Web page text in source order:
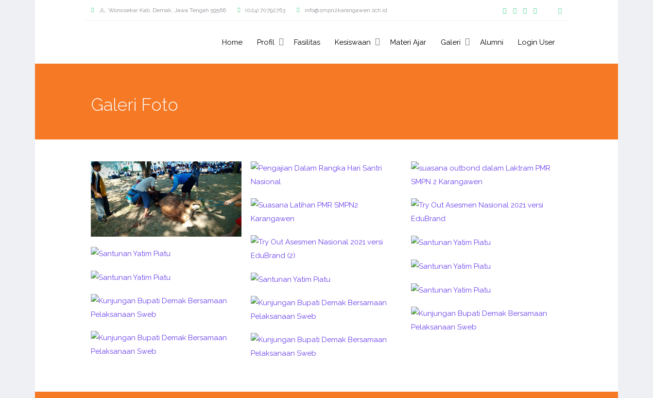
JL. Wonosekar Kab. Demak, Jawa Tengah 59566 (024) 70792763 info@smpn2karangawen.sch.id
Home Profil Fasilitas Kesiswaan Materi Ajar Galeri Alumni Login User
Galeri Foto